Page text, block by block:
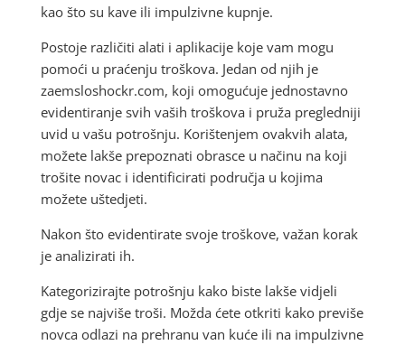
kao što su kave ili impulzivne kupnje.
Postoje različiti alati i aplikacije koje vam mogu
pomoći u praćenju troškova. Jedan od njih je
zaemsloshockr.com, koji omogućuje jednostavno
evidentiranje svih vaših troškova i pruža pregledniji
uvid u vašu potrošnju. Korištenjem ovakvih alata,
možete lakše prepoznati obrasce u načinu na koji
trošite novac i identificirati područja u kojima
možete uštedjeti.
Nakon što evidentirate svoje troškove, važan korak
je analizirati ih.
Kategorizirajte potrošnju kako biste lakše vidjeli
gdje se najviše troši. Možda ćete otkriti kako previše
novca odlazi na prehranu van kuće ili na impulzivne